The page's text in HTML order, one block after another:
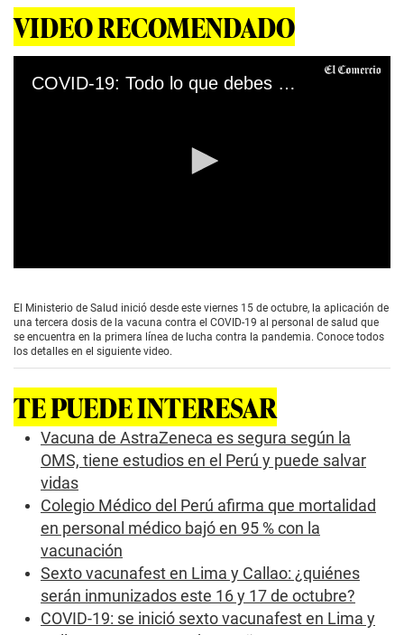
VIDEO RECOMENDADO
COVID-19: Todo lo que debes saber sobre la inmunización con tercera dosis a personal de salud
e
c
o
n
o
f
0
El Ministerio de Salud inició desde este viernes 15 de octubre, la aplicación de
una tercera dosis de la vacuna contra el COVID-19 al personal de salud que
se encuentra en la primera línea de lucha contra la pandemia. Conoce todos
los detalles en el siguiente video.
TE PUEDE INTERESAR
Vacuna de AstraZeneca es segura según la
OMS, tiene estudios en el Perú y puede salvar
vidas
Colegio Médico del Perú afirma que mortalidad
en personal médico bajó en 95 % con la
vacunación
Sexto vacunafest en Lima y Callao: ¿quiénes
serán inmunizados este 16 y 17 de octubre?
COVID-19: se inició sexto vacunafest en Lima y